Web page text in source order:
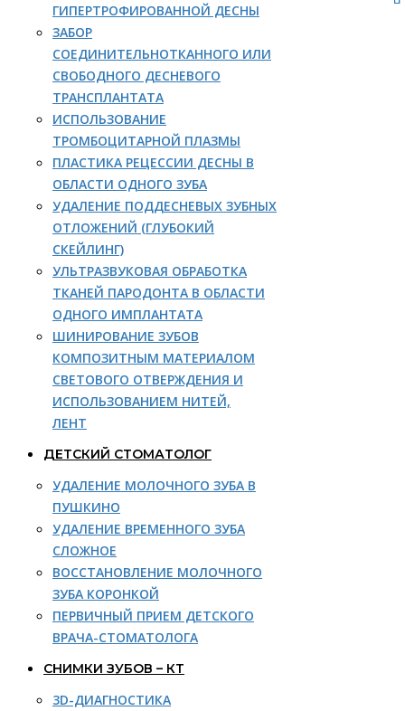
ГИПЕРТРОФИРОВАННОЙ ДЕСНЫ
ЗАБОР
СОЕДИНИТЕЛЬНОТКАННОГО ИЛИ
СВОБОДНОГО ДЕСНЕВОГО
ТРАНСПЛАНТАТА
ИСПОЛЬЗОВАНИЕ
ТРОМБОЦИТАРНОЙ ПЛАЗМЫ
ПЛАСТИКА РЕЦЕССИИ ДЕСНЫ В
ОБЛАСТИ ОДНОГО ЗУБА
УДАЛЕНИЕ ПОДДЕСНЕВЫХ ЗУБНЫХ
ОТЛОЖЕНИЙ (ГЛУБОКИЙ
СКЕЙЛИНГ)
УЛЬТРАЗВУКОВАЯ ОБРАБОТКА
ТКАНЕЙ ПАРОДОНТА В ОБЛАСТИ
ОДНОГО ИМПЛАНТАТА
ШИНИРОВАНИЕ ЗУБОВ
КОМПОЗИТНЫМ МАТЕРИАЛОМ
СВЕТОВОГО ОТВЕРЖДЕНИЯ И
ИСПОЛЬЗОВАНИЕМ НИТЕЙ,
ЛЕНТ
ДЕТСКИЙ СТОМАТОЛОГ
УДАЛЕНИЕ МОЛОЧНОГО ЗУБА В
ПУШКИНО
УДАЛЕНИЕ ВРЕМЕННОГО ЗУБА
СЛОЖНОЕ
ВОССТАНОВЛЕНИЕ МОЛОЧНОГО
ЗУБА КОРОНКОЙ
ПЕРВИЧНЫЙ ПРИЕМ ДЕТСКОГО
ВРАЧА-СТОМАТОЛОГА
СНИМКИ ЗУБОВ – КТ
3D-ДИАГНОСТИКА